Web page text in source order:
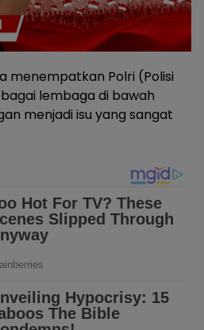
menempatkan Polri (Polisi
lembaga di bawah
menjadi isu yang sangat